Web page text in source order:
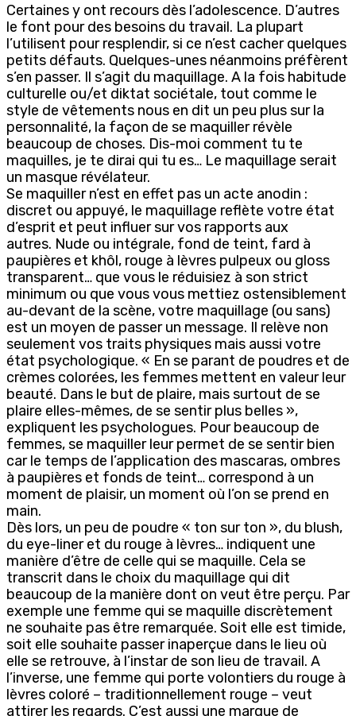
Certaines y ont recours dès l’adolescence. D’autres
le font pour des besoins du travail. La plupart
l’utilisent pour resplendir, si ce n’est cacher quelques
petits défauts. Quelques-unes néanmoins préfèrent
s’en passer. Il s’agit du maquillage. A la fois habitude
culturelle ou/et diktat sociétale, tout comme le
style de vêtements nous en dit un peu plus sur la
personnalité, la façon de se maquiller révèle
beaucoup de choses. Dis-moi comment tu te
maquilles, je te dirai qui tu es… Le maquillage serait
un masque révélateur.
Se maquiller n’est en effet pas un acte anodin :
discret ou appuyé, le maquillage reflète votre état
d’esprit et peut influer sur vos rapports aux
autres. Nude ou intégrale, fond de teint, fard à
paupières et khôl, rouge à lèvres pulpeux ou gloss
transparent… que vous le réduisiez à son strict
minimum ou que vous vous mettiez ostensiblement
au-devant de la scène, votre maquillage (ou sans)
est un moyen de passer un message. Il relève non
seulement vos traits physiques mais aussi votre
état psychologique. « En se parant de poudres et de
crèmes colorées, les femmes mettent en valeur leur
beauté. Dans le but de plaire, mais surtout de se
plaire elles-mêmes, de se sentir plus belles »,
expliquent les psychologues. Pour beaucoup de
femmes, se maquiller leur permet de se sentir bien
car le temps de l’application des mascaras, ombres
à paupières et fonds de teint… correspond à un
moment de plaisir, un moment où l’on se prend en
main.
Dès lors, un peu de poudre « ton sur ton », du blush,
du eye-liner et du rouge à lèvres… indiquent une
manière d’être de celle qui se maquille. Cela se
transcrit dans le choix du maquillage qui dit
beaucoup de la manière dont on veut être perçu. Par
exemple une femme qui se maquille discrètement
ne souhaite pas être remarquée. Soit elle est timide,
soit elle souhaite passer inaperçue dans le lieu où
elle se retrouve, à l’instar de son lieu de travail. A
l’inverse, une femme qui porte volontiers du rouge à
lèvres coloré – traditionnellement rouge – veut
attirer les regards. C’est aussi une marque de